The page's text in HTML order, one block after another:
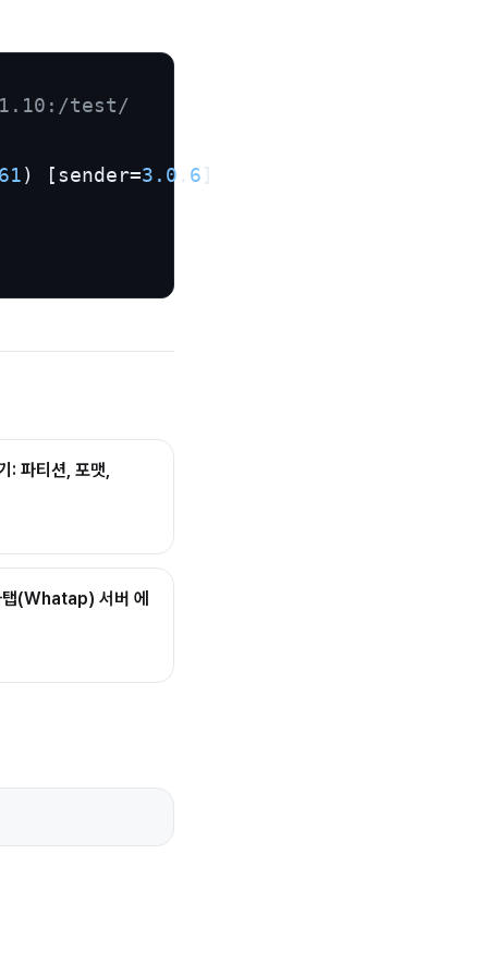
test/
) [sender=3.0 . 6
: 파티션, 포맷,
(Whatap) 서버 에